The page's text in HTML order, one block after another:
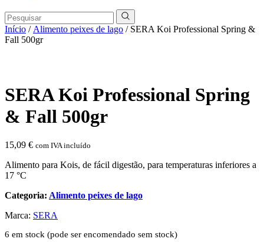
Início / Alimento peixes de lago / SERA Koi Professional Spring &
Fall 500gr
SERA Koi Professional Spring
& Fall 500gr
15,09 € com IVA incluído
Alimento para Kois, de fácil digestão, para temperaturas inferiores a
17 °C
Categoria: Alimento peixes de lago
Marca: SERA
6 em stock (pode ser encomendado sem stock)